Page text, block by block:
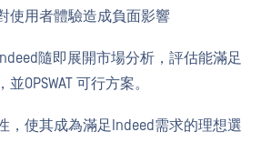
使用者體驗造成負面影響
隨即展開市場分析，評估能滿足
OPSWAT 可行方案。
，使其成為滿足Indeed需求的理想選